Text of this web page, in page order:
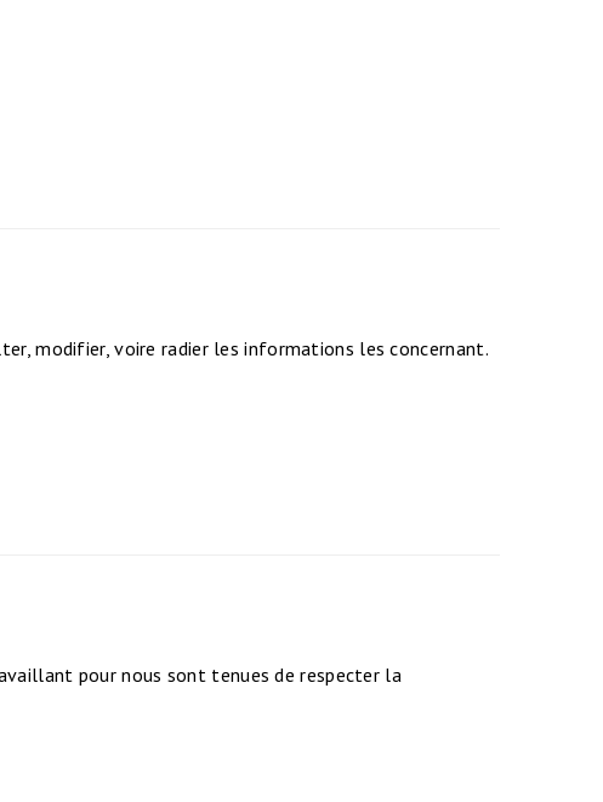
modifier, voire radier les informations les concernant.
pour nous sont tenues de respecter la